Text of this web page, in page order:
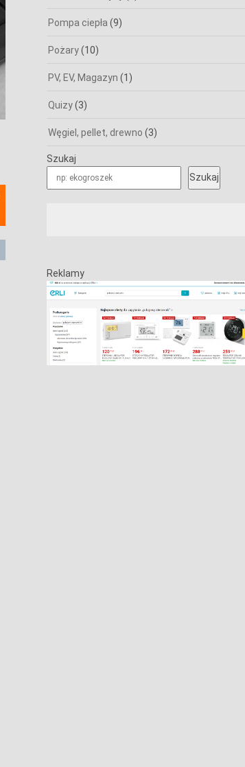
Pompa ciepła (9)
Pożary(10)
PV, EV, Magazyn (1)
Quizy(3)
Węgiel, pellet, drewno (3)
Szukaj
Szukaj
Reklamy